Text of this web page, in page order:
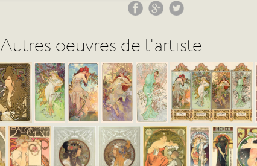
Autres oeuvres de l'artiste